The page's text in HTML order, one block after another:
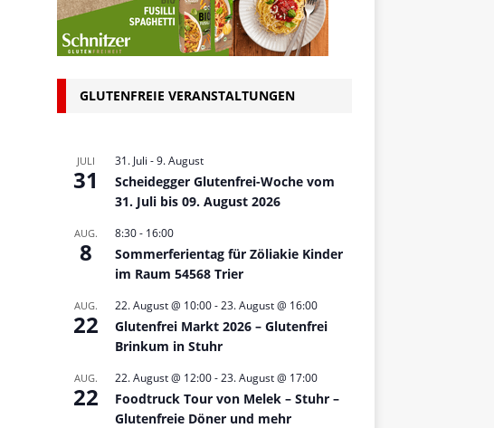
GLUTENFREIE VERANSTALTUNGEN
JULI
31
31. Juli -9. August
Scheidegger Glutenfrei-Woche vom
31. Juli bis 09. August 2026
AUG.
8
8:30- 16:00
Sommerferientag für Zöliakie Kinder
im Raum 54568 Trier
AUG.
22
22. August @ 10:00-23. August @ 16:00
Glutenfrei Markt 2026 – Glutenfrei
Brinkum in Stuhr
AUG.
22
22. August @ 12:00-23. August @ 17:00
Foodtruck Tour von Melek – Stuhr –
Glutenfreie Döner und mehr